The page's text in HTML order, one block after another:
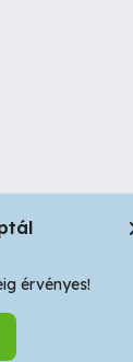
RO44483373 -
érvényes!